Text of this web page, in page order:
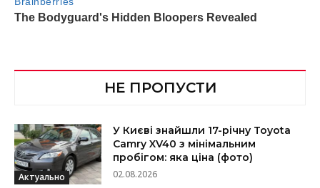
НЕ ПРОПУСТИ
Актуально
У Києві знайшли 17-річну Toyota
Camry XV40 з мінімальним
пробігом: яка ціна (фото)
02.08.2026